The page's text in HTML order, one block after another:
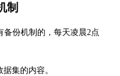
制
份机制的，每天凌晨2点
集的内容。